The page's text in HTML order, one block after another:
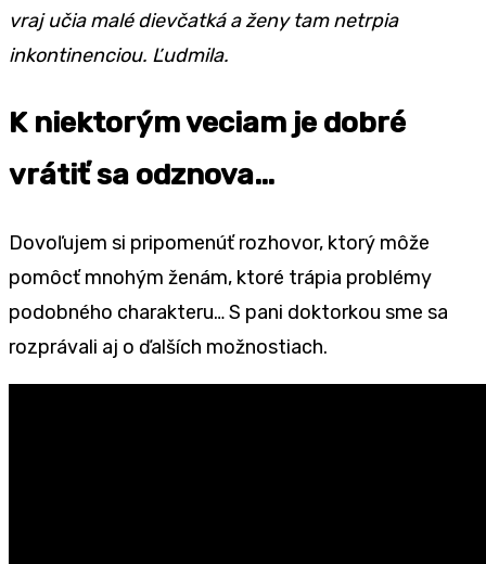
vraj učia malé dievčatká a ženy tam netrpia
inkontinenciou. Ľudmila.
K niektorým veciam je dobré
vrátiť sa odznova…
Dovoľujem si pripomenúť rozhovor, ktorý môže
pomôcť mnohým ženám, ktoré trápia problémy
podobného charakteru… S pani doktorkou sme sa
rozprávali aj o ďalších možnostiach.